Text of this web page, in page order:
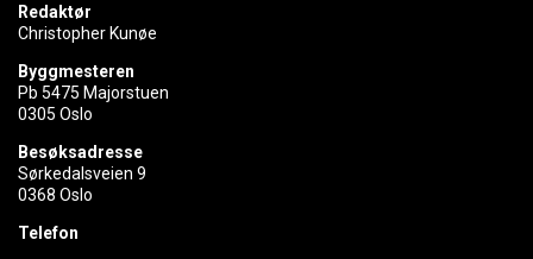
Redaktør
Christopher Kunøe
Byggmesteren
Pb 5475 Majorstuen
0305 Oslo
Besøksadresse
Sørkedalsveien 9
0368 Oslo
Telefon